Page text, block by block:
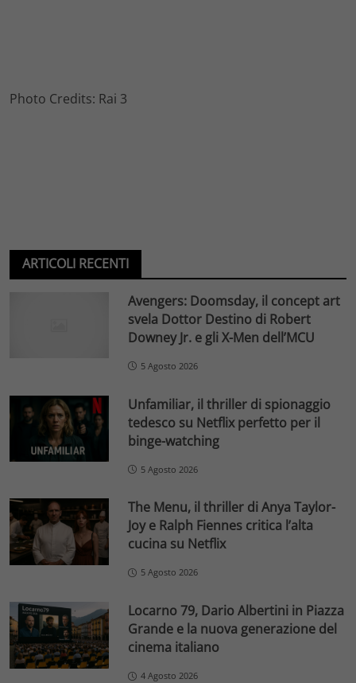
Photo Credits: Rai 3
ARTICOLI RECENTI
Avengers: Doomsday, il concept art
svela Dottor Destino di Robert
Downey Jr. e gli X-Men dell’MCU
5 Agosto 2026
Unfamiliar, il thriller di spionaggio
tedesco su Netflix perfetto per il
binge-watching
5 Agosto 2026
The Menu, il thriller di Anya Taylor-
Joy e Ralph Fiennes critica l’alta
cucina su Netflix
5 Agosto 2026
Locarno 79, Dario Albertini in Piazza
Grande e la nuova generazione del
cinema italiano
4 Agosto 2026